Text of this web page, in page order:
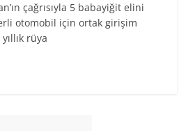
çağrısıyla 5 babayiğit elini
otomobil için ortak girişim
rüya